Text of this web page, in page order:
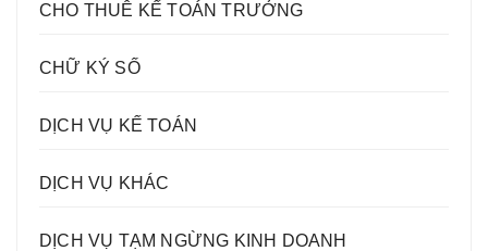
CHO THUÊ KẾ TOÁN TRƯỞNG
CHỮ KÝ SỐ
DỊCH VỤ KẾ TOÁN
DỊCH VỤ KHÁC
DỊCH VỤ TẠM NGỪNG KINH DOANH